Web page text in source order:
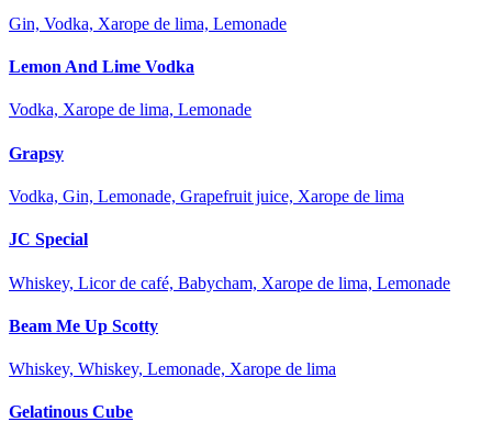
Gin, Vodka, Xarope de lima, Lemonade
Lemon And Lime Vodka
Vodka, Xarope de lima, Lemonade
Grapsy
Vodka, Gin, Lemonade, Grapefruit juice, Xarope de lima
JC Special
Whiskey, Licor de café, Babycham, Xarope de lima, Lemonade
Beam Me Up Scotty
Whiskey, Whiskey, Lemonade, Xarope de lima
Gelatinous Cube